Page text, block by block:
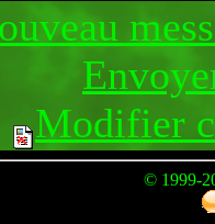
Modifier
© 1999-